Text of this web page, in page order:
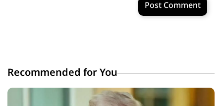
Post Comment
Recommended for You